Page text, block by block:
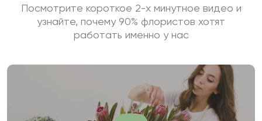
Посмотрите короткое 2-х минутное видео и
узнайте, почему 90% флористов хотят
работать именно у нас